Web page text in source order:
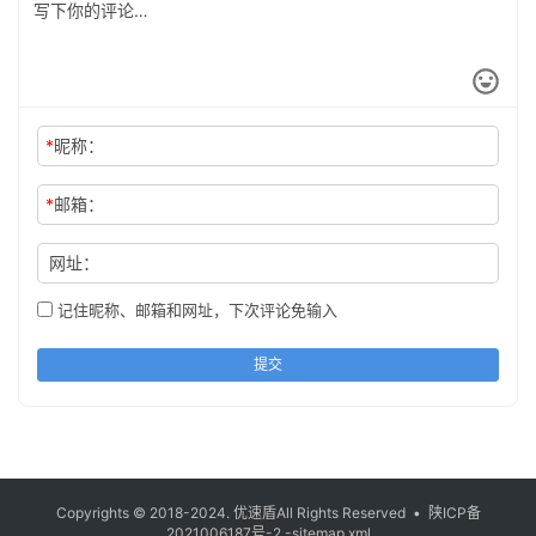
*昵称：
*邮箱：
网址：
记住昵称、邮箱和网址，下次评论免输入
提交
Copyrights © 2018-2024. 优速盾All Rights Reserved • 陕ICP备